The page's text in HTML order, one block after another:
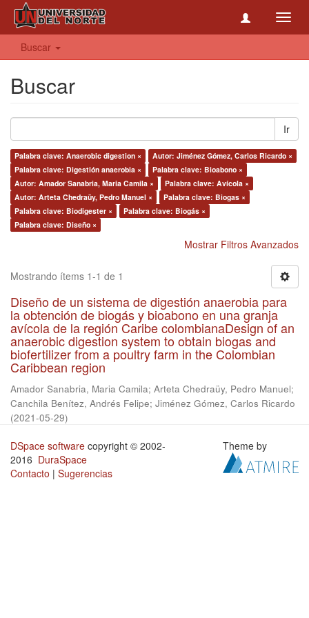
Buscar
Buscar
Ir
Palabra clave: Anaerobic digestion ×
Autor: Jiménez Gómez, Carlos Ricardo ×
Palabra clave: Digestión anaerobia ×
Palabra clave: Bioabono ×
Autor: Amador Sanabria, Maria Camila ×
Palabra clave: Avícola ×
Autor: Arteta Chedraüy, Pedro Manuel ×
Palabra clave: Biogas ×
Palabra clave: Biodigester ×
Palabra clave: Biogás ×
Palabra clave: Diseño ×
Mostrar Filtros Avanzados
Mostrando ítems 1-1 de 1
Diseño de un sistema de digestión anaerobia para
la obtención de biogás y bioabono en una granja
avícola de la región Caribe colombianaDesign of an
anaerobic digestion system to obtain biogas and
biofertilizer from a poultry farm in the Colombian
Caribbean region
Amador Sanabria, Maria Camila; Arteta Chedraüy, Pedro Manuel;
Canchila Benítez, Andrés Felipe; Jiménez Gómez, Carlos Ricardo
(2021-05-29)
DSpace software copyright © 2002-
2016 DuraSpace
Contacto | Sugerencias
Theme by